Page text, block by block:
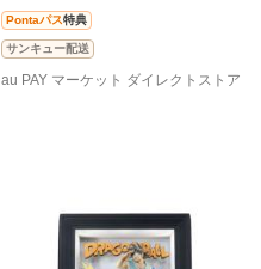
Pontaパス特典
サンキュー配送
au PAY マーケット ダイレクトストア